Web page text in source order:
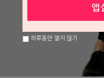
하루동안 열지 않기